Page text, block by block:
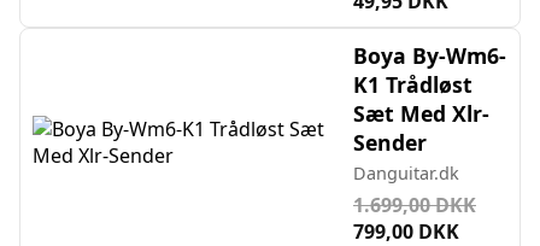
Boya By-Wm6-
K1 Trådløst
Sæt Med Xlr-
Sender
Danguitar.dk
1.699,00 DKK
799,00 DKK